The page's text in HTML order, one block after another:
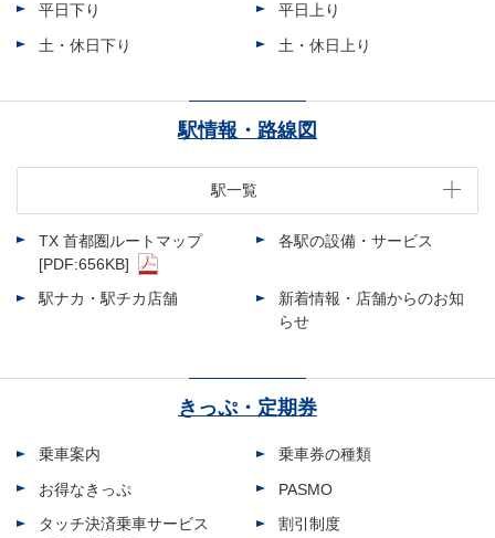
平日下り
平日上り
土・休日下り
土・休日上り
駅情報・路線図
駅一覧
TX 首都圏ルートマップ
[PDF:656KB]
各駅の設備・サービス
駅ナカ・駅チカ店舗
新着情報・店舗からのお知
らせ
きっぷ・定期券
乗車案内
乗車券の種類
お得なきっぷ
PASMO
タッチ決済乗車サービス
割引制度